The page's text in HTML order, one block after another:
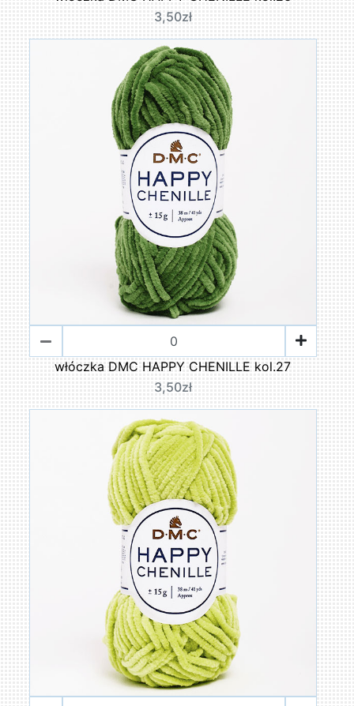
3,50zł
włóczka DMC HAPPY CHENILLE kol.27
3,50zł